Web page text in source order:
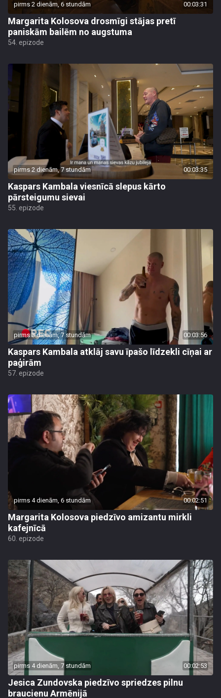
pirms 2 dienām, 6 stundām 00:03:31
Margarita Kolosova drosmīgi stājas pretī
paniskām bailēm no augstuma
54. epizode
pirms 2 dienām, 7 stundām 00:03:35
Kaspars Kambala viesnīcā slepus kārto
pārsteigumu sievai
55. epizode
pirms 3 dienām, 7 stundām 00:03:56
Kaspars Kambala atklāj savu īpašo līdzekli cīņai ar
paģirām
57. epizode
pirms 4 dienām, 6 stundām 00:02:51
Margarita Kolosova piedzīvo amizantu mirkli
kafejnīcā
60. epizode
pirms 4 dienām, 7 stundām 00:02:53
Jesica Zundovska piedzīvo spriedzes pilnu
braucienu Armēnijā